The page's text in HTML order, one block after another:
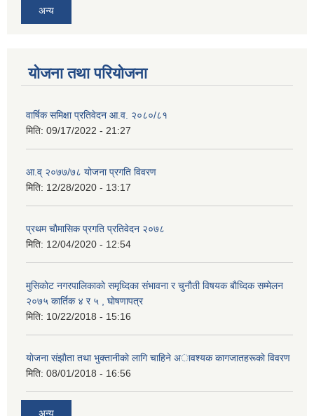
अन्य
योजना तथा परियोजना
वार्षिक समिक्षा प्रतिवेदन आ.व. २०८०/८१
मिति: 09/17/2022 - 21:27
आ.व् २०७७/७८ योजना प्रगति विवरण
मिति: 12/28/2020 - 13:17
प्रथम चाैमासिक प्रगति प्रतिवेदन २०७८
मिति: 12/04/2020 - 12:54
मुसिकाेट नगरपालिकाकाे समृध्दिका संभावना र चुनाैती विषयक बाैध्दिक सम्मेलन
२०७५ कार्तिक ४ र ५ , घाेषणापत्र
मिति: 10/22/2018 - 15:16
याेजना संझाैता तथा भुक्तानीकाे लागि चाहिने अावश्यक कागजातहरूकाे विवरण
मिति: 08/01/2018 - 16:56
अन्य